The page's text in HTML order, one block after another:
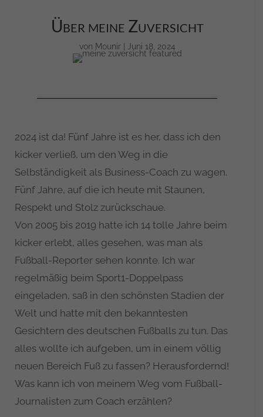
Über meine Zuversicht
von Mounir| Juni 18, 2024
2024 ist da! Fünf Jahre ist es her, dass ich den
kicker verließ, um den Weg in die
Selbständigkeit als Business-Coach zu wagen.
Fünf Jahre, auf die ich heute mit Staunen,
Respekt und Stolz zurückschaue.
Von 2005 bis 2019 hatte ich 14 tolle Jahre beim
kicker erlebt, alles gesehen, was man als
Fußball-Reporter sehen konnte. Ich war
regelmäßig beim Sport1-Doppelpass
eingeladen, saß in den schönsten Stadien der
Welt und hatte mit den bekanntesten
Gesichtern des deutschen Fußballs zu tun. Das
alles wollte ich aufgeben, um in einem völlig
neuen Bereich Fuß zu fassen? Herausfordernd!
Was kann ich von meinem Weg vom Fußball-
Journalisten zum Coach erzählen?